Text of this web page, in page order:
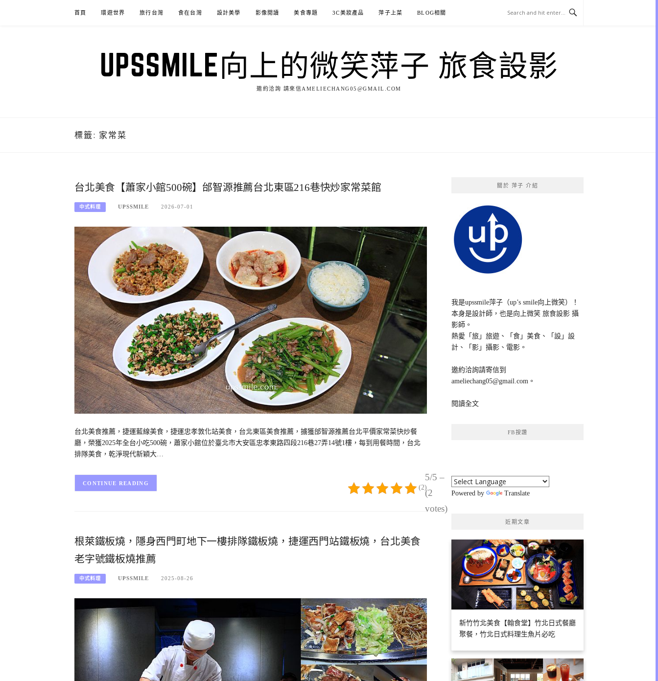
首頁 環遊世界 旅行台灣 食在台灣 設計美學 影像閱讀 美食專題 3C美妝產品 萍子上菜 BLOG相關
UPSSMILE向上的微笑萍子 旅食設影
邀約洽詢 請來信AMELIECHANG05@GMAIL.COM
標籤: 家常菜
台北美食【蕭家小館500碗】邰智源推薦台北東區216巷快炒家常菜館
中式料理 UPSSMILE 2026-07-01
台北美食推薦，捷運藍線美食，捷運忠孝敦化站美食，台北東區美食推薦，擄獲邰智源推薦台北平價家常菜快炒餐
廳，榮獲2025年全台小吃500碗，蕭家小館位於臺北市大安區忠孝東路四段216巷27弄14號1樓，每到用餐時間，台北
排隊美食，乾淨現代新穎大…
5/5 –
(2
votes)
(2)
CONTINUE READING
根萊鐵板燒，隱身西門町地下一樓排隊鐵板燒，捷運西門站鐵板燒，台北美食
老字號鐵板燒推薦
中式料理 UPSSMILE 2025-08-26
關於 萍子 介紹
我是upssmile萍子（up’s smile向上微笑）！
本身是設計師，也是向上微笑 旅食設影 攝
影師。
熱愛「旅」旅遊、「食」美食、「設」設
計、「影」攝影、電影。
邀約洽詢請寄信到
ameliechang05@gmail.com。
閱讀全文
FB按讚
Powered by Translate
近期文章
新竹竹北美食【翰食堂】竹北日式餐廳
聚餐，竹北日式料理生魚片必吃